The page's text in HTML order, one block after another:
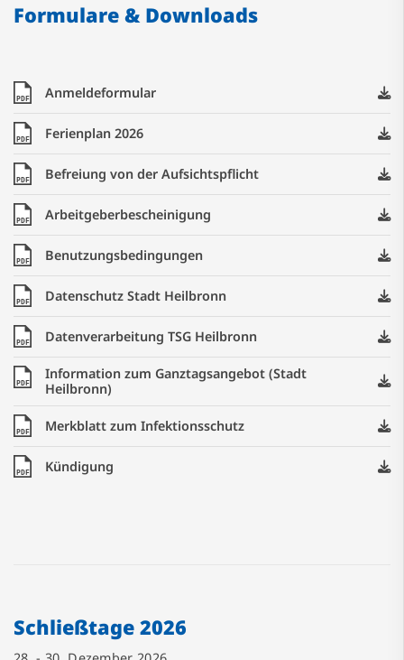
Formulare & Downloads
PDF Anmeldeformular
PDF Ferienplan 2026
PDF Befreiung von der Aufsichtspflicht
PDF Arbeitgeberbescheinigung
PDF Benutzungsbedingungen
PDF Datenschutz Stadt Heilbronn
PDF Datenverarbeitung TSG Heilbronn
PDF
Information zum Ganztagsangebot (Stadt
Heilbronn)
PDF Merkblatt zum Infektionsschutz
PDF Kündigung
Schließtage 2026